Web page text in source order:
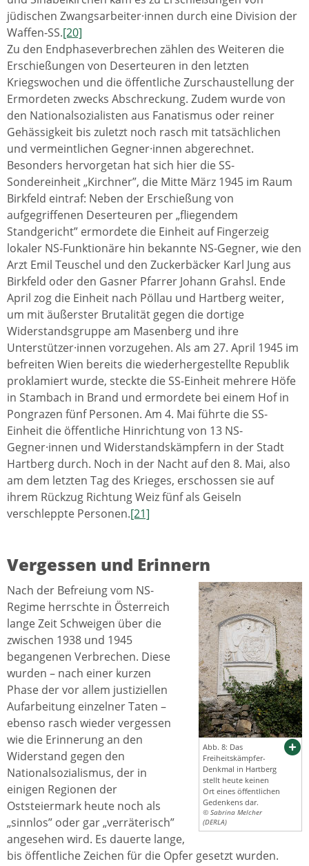
jüdischen Zwangsarbeiter·innen durch eine Division der
Waffen-SS.[20]
Zu den Endphaseverbrechen zählen des Weiteren die
Erschießungen von Deserteuren in den letzten
Kriegswochen und die öffentliche Zurschaustellung der
Ermordeten zwecks Abschreckung. Zudem wurde von
den Nationalsozialisten aus Fanatismus oder reiner
Gehässigkeit bis zuletzt noch rasch mit tatsächlichen
und vermeintlichen Gegner·innen abgerechnet.
Besonders hervorgetan hat sich hier die SS-
Sondereinheit „Kirchner”, die Mitte März 1945 im Raum
Birkfeld eintraf: Neben der Erschießung von
aufgegriffenen Deserteuren per „fliegendem
Standgericht” ermordete die Einheit auf Fingerzeig
lokaler NS-Funktionäre hin bekannte NS-Gegner, wie den
Arzt Emil Teuschel und den Zuckerbäcker Karl Jung aus
Birkfeld oder den Gasner Pfarrer Johann Grahsl. Ende
April zog die Einheit nach Pöllau und Hartberg weiter,
um mit äußerster Brutalität gegen die dortige
Widerstandsgruppe am Masenberg und ihre
Unterstützer·innen vorzugehen. Als am 27. April 1945 im
befreiten Wien bereits die wiederhergestellte Republik
proklamiert wurde, steckte die SS-Einheit mehrere Höfe
in Stambach in Brand und ermordete bei einem Hof in
Pongrazen fünf Personen. Am 4. Mai führte die SS-
Einheit die öffentliche Hinrichtung von 13 NS-
Gegner·innen und Widerstandskämpfern in der Stadt
Hartberg durch. Noch in der Nacht auf den 8. Mai, also
am dem letzten Tag des Krieges, erschossen sie auf
ihrem Rückzug Richtung Weiz fünf als Geiseln
verschleppte Personen.[21]
Vergessen und Erinnern
Abb. 8: Das
Freiheitskämpfer-
Denkmal in Hartberg
stellt heute keinen
Ort eines öffentlichen
Gedenkens dar.
© Sabrina Melcher
(DERLA)
Nach der Befreiung vom NS-
Regime herrschte in Österreich
lange Zeit Schweigen über die
zwischen 1938 und 1945
begangenen Verbrechen. Diese
wurden – nach einer kurzen
Phase der vor allem justiziellen
Aufarbeitung einzelner Taten –
ebenso rasch wieder vergessen
wie die Erinnerung an den
Widerstand gegen den
Nationalsozialismus, der in
einigen Regionen der
Oststeiermark heute noch als
„sinnlos” oder gar „verräterisch”
angesehen wird. Es dauerte lange,
bis öffentliche Zeichen für die Opfer gesetzt wurden.